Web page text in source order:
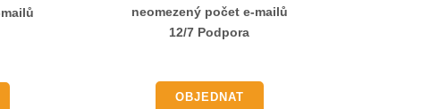
neomezený počet e-mailů
12/7 Podpora
OBJEDNAT